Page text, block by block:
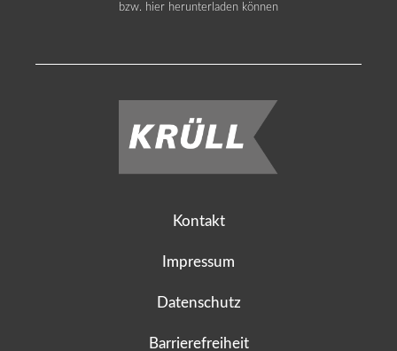
bzw. hier herunterladen können
Kontakt
Impressum
Datenschutz
Barrierefreiheit